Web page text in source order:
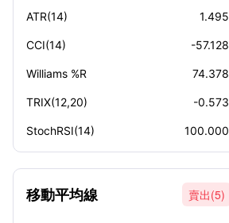
ATR(14) 1.495
CCI(14) -57.128
Williams %R 74.378
TRIX(12,20) -0.573
StochRSI(14) 100.000
移動平均線 賣出(5)